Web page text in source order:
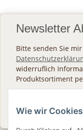
Newsletter
Bitte senden Sie
widerruflich
Produktsortiment
Newsletter
Wie wir